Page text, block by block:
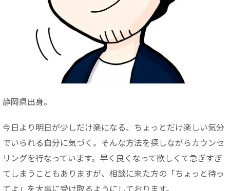
静岡県出身。
今日より明日が少しだけ楽になる、ちょっとだけ楽しい気分
でいられる自分に気づく。そんな方法を探しながらカウンセ
リングを行なっています。早く良くなって欲しくて急ぎすぎ
てしまうこともありますが、相談に来た方の「ちょっと待っ
てよ」を大事に受け取るようにしております。